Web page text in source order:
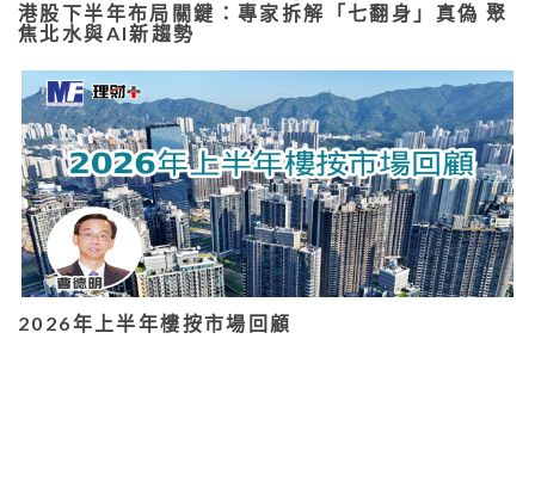
港股下半年布局關鍵：專家拆解「七翻身」真偽 聚
焦北水與AI新趨勢
2026年上半年樓按市場回顧